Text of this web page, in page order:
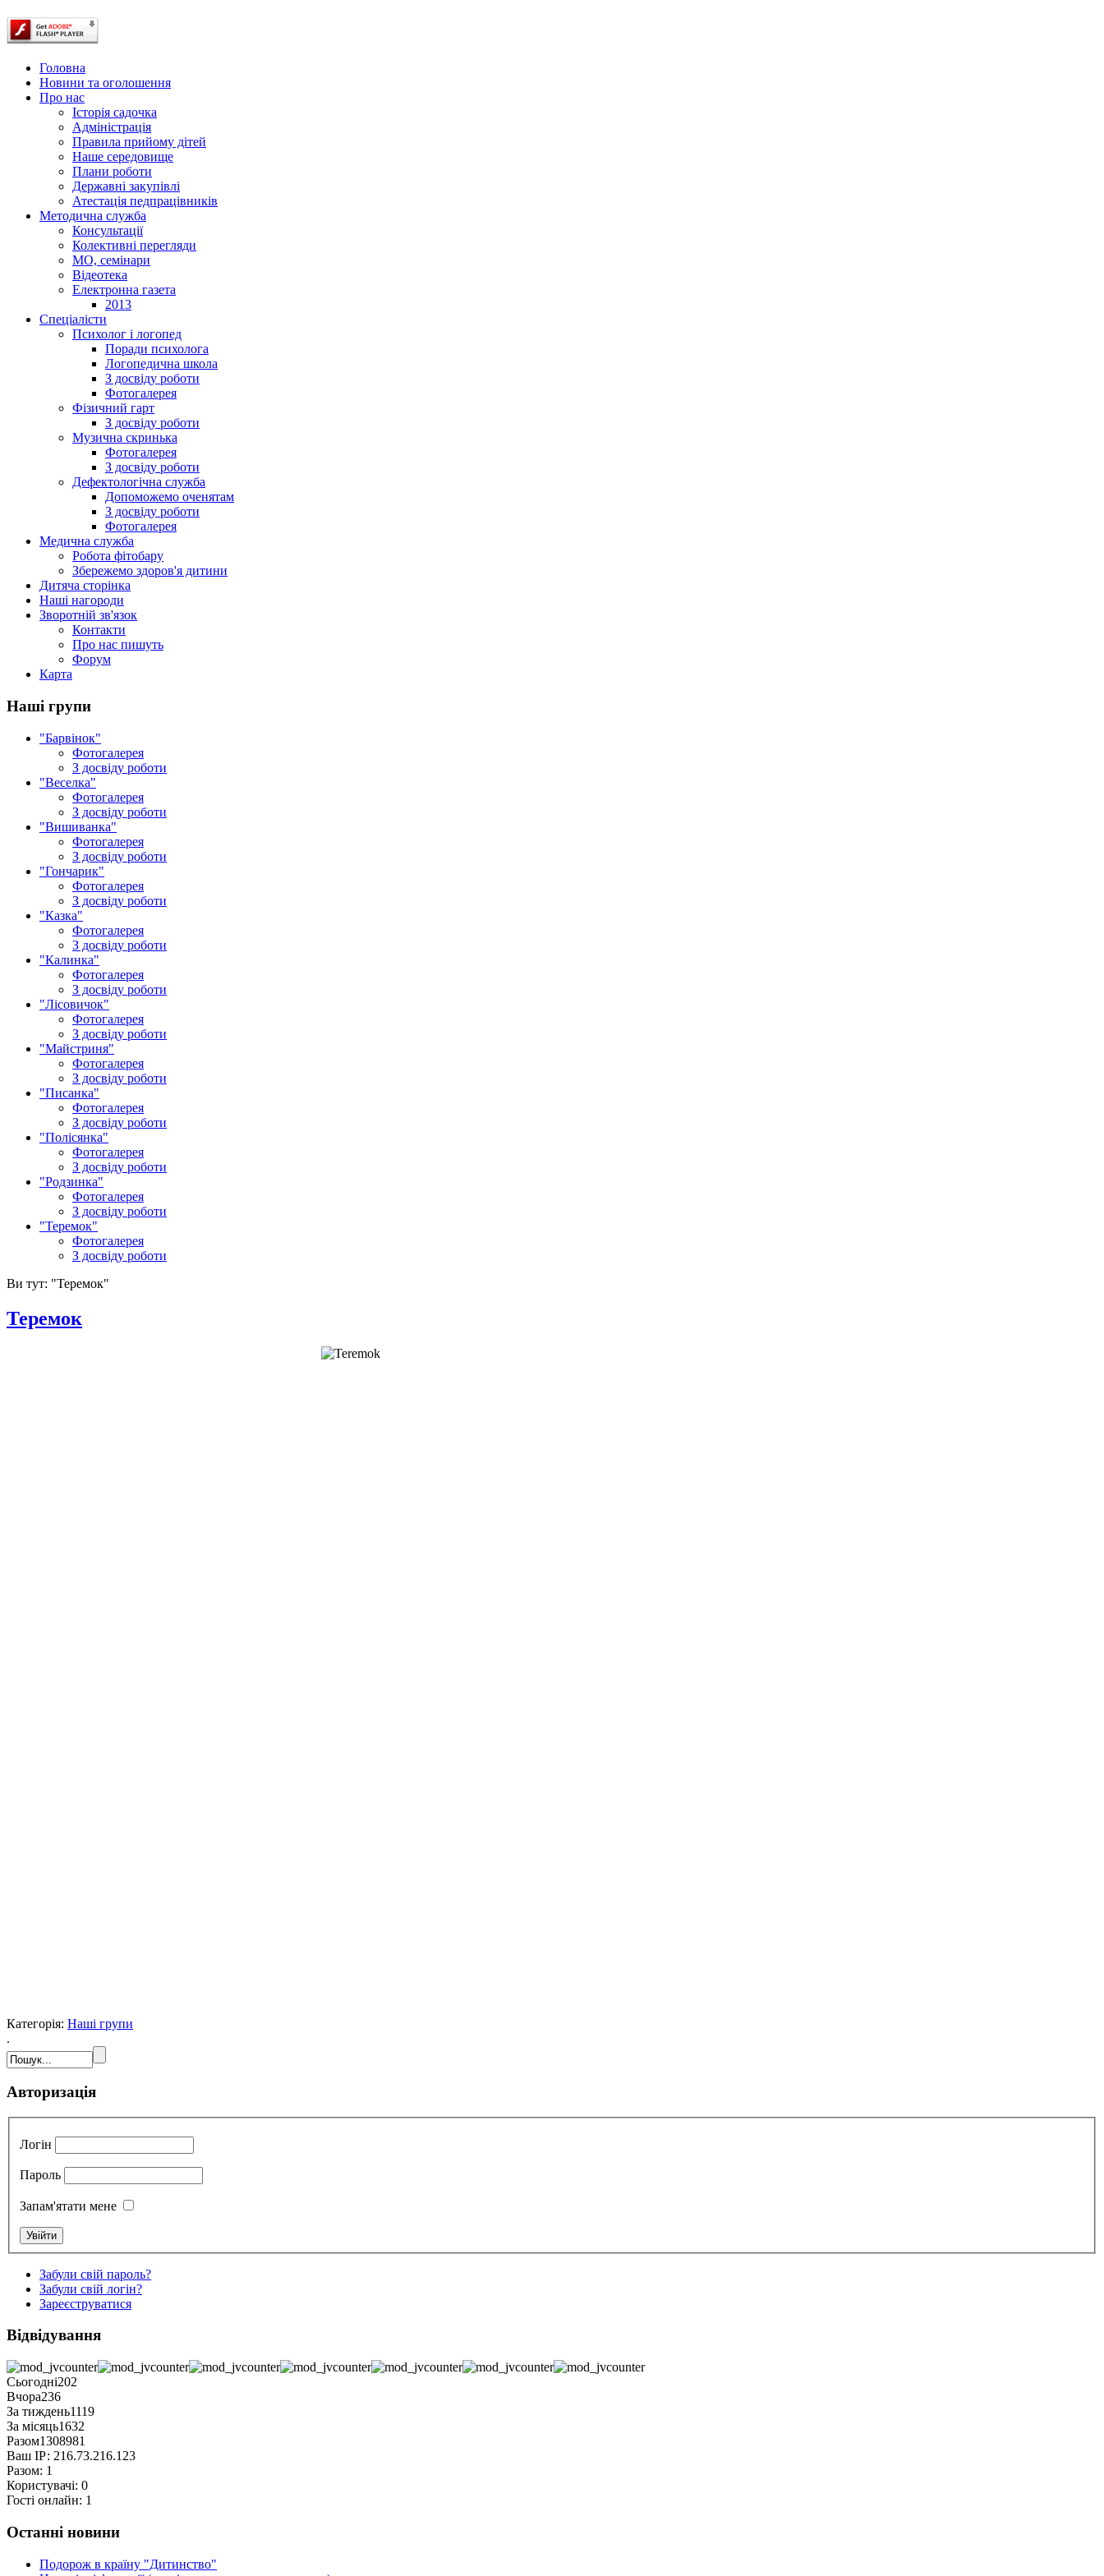
Головна
Новини та оголошення
Про нас
Історія садочка
Адміністрація
Правила прийому дітей
Наше середовище
Плани роботи
Державні закупівлі
Атестація педпрацівників
Методична служба
Консультації
Колективні перегляди
МО, семінари
Відеотека
Електронна газета
2013
Спеціалісти
Психолог і логопед
Поради психолога
Логопедична школа
З досвіду роботи
Фотогалерея
Фізичний гарт
З досвіду роботи
Музична скринька
Фотогалерея
З досвіду роботи
Дефектологічна служба
Допоможемо оченятам
З досвіду роботи
Фотогалерея
Медична служба
Робота фітобару
Збережемо здоров'я дитини
Дитяча сторінка
Наші нагороди
Зворотній зв'язок
Контакти
Про нас пишуть
Форум
Карта
Наші групи
"Барвінок"
Фотогалерея
З досвіду роботи
"Веселка"
Фотогалерея
З досвіду роботи
"Вишиванка"
Фотогалерея
З досвіду роботи
"Гончарик"
Фотогалерея
З досвіду роботи
"Казка"
Фотогалерея
З досвіду роботи
"Калинка"
Фотогалерея
З досвіду роботи
"Лісовичок"
Фотогалерея
З досвіду роботи
"Майстриня"
Фотогалерея
З досвіду роботи
"Писанка"
Фотогалерея
З досвіду роботи
"Полісянка"
Фотогалерея
З досвіду роботи
"Родзинка"
Фотогалерея
З досвіду роботи
"Теремок"
Фотогалерея
З досвіду роботи
Ви тут: "Теремок"
Теремок
Категорія: Наші групи
.
Авторизація
Логін
Пароль
Запам'ятати мене
Забули свій пароль?
Забули свій логін?
Зареєструватися
Відвідування
Сьогодні202
Вчора236
За тиждень1119
За місяць1632
Разом1308981
Ваш ІР: 216.73.216.123
Разом: 1
Користувачі: 0
Гості онлайн: 1
Останні новини
Подорож в країну "Дитинство"